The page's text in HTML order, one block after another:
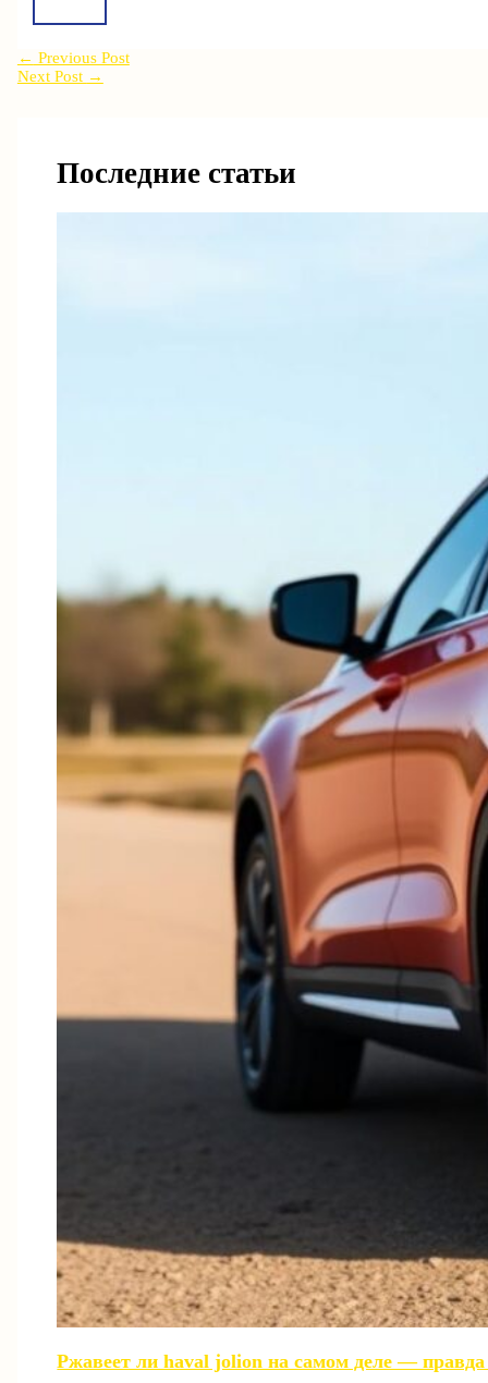
← Previous Post
Next Post →
Последние статьи
Ржавеет ли haval jolion на самом деле — правда